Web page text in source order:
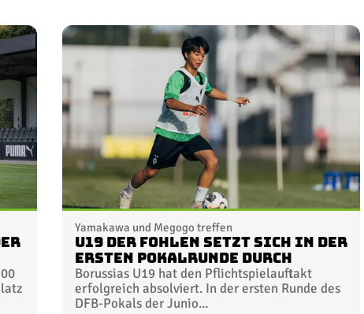
Yamakawa und Megogo treffen
U19 der Fohlen setzt sich in der
ersten Pokalrunde durch
Borussias U19 hat den Pflichtspielauftakt
erfolgreich absolviert. In der ersten Runde des
DFB-Pokals der Junio...